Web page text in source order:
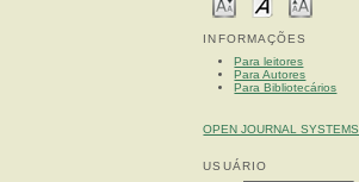
INFORMAÇÕES
Para leitores
Para Autores
Para Bibliotecários
OPEN JOURNAL SYSTEMS
USUÁRIO